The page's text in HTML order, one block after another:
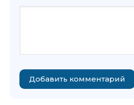
Добавить комментарий